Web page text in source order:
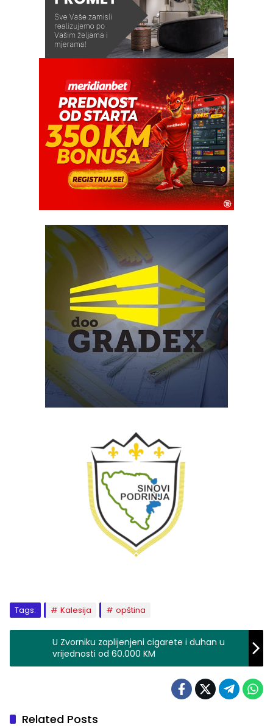
Tags: Kalesija opština
U Zvorniku zaplijenjeni cigarete i duhan u
vrijednosti od 60.000 KM
Related Posts